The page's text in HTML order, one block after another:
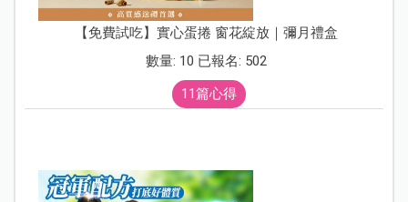
【免費試吃】實心蛋捲 窗花綻放｜彌月禮盒
數量: 10 已報名: 502
11篇心得